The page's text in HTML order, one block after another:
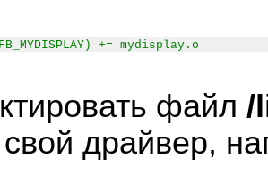
+= mydisplay.o
файл /
драйвер,